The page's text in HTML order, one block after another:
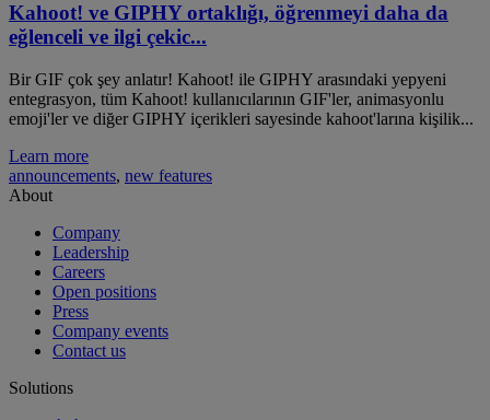
Kahoot! ve GIPHY ortaklığı, öğrenmeyi daha da
eğlenceli ve ilgi çekic...
Bir GIF çok şey anlatır! Kahoot! ile GIPHY arasındaki yepyeni
entegrasyon, tüm Kahoot! kullanıcılarının GIF'ler, animasyonlu
emoji'ler ve diğer GIPHY içerikleri sayesinde kahoot'larına kişilik...
Learn more
announcements, new features
About
Company
Leadership
Careers
Open positions
Press
Company events
Contact us
Solutions